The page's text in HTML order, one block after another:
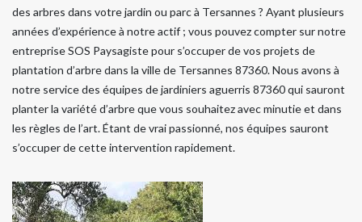
des arbres dans votre jardin ou parc à Tersannes ? Ayant plusieurs
années d’expérience à notre actif ; vous pouvez compter sur notre
entreprise SOS Paysagiste pour s’occuper de vos projets de
plantation d’arbre dans la ville de Tersannes 87360. Nous avons à
notre service des équipes de jardiniers aguerris 87360 qui sauront
planter la variété d’arbre que vous souhaitez avec minutie et dans
les règles de l’art. Étant de vrai passionné, nos équipes sauront
s’occuper de cette intervention rapidement.